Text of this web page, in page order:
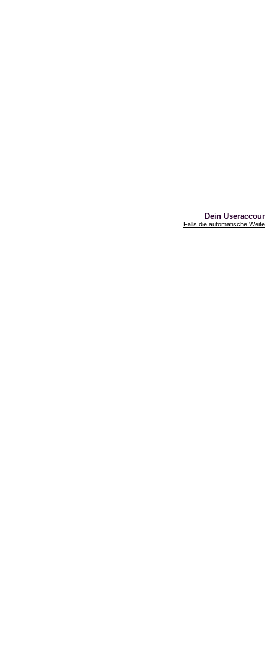
Dein
Falls die automatische